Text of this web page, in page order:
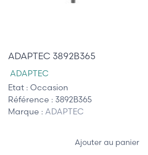
ADAPTEC 3892B365
ADAPTEC
Etat : Occasion
Référence : 3892B365
Marque : ADAPTEC
Ajouter au panier